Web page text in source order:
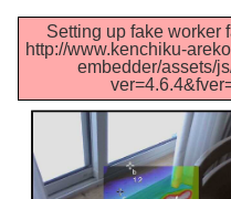
Setting up fake worker
http://www.kenchiku-
embedder/assets/